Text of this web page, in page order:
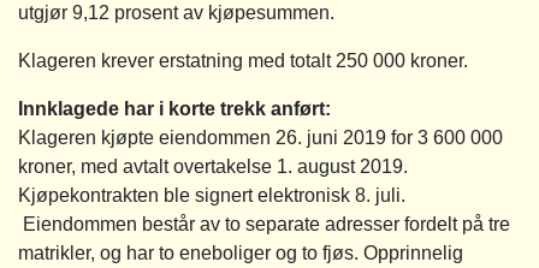
utgjør 9,12 prosent av kjøpesummen.
Klageren krever erstatning med totalt 250 000 kroner.
Innklagede har i korte trekk anført:
Klageren kjøpte eiendommen 26. juni 2019 for 3 600 000
kroner, med avtalt overtakelse 1. august 2019.
Kjøpekontrakten ble signert elektronisk 8. juli.
Eiendommen består av to separate adresser fordelt på tre
matrikler, og har to eneboliger og to fjøs. Opprinnelig